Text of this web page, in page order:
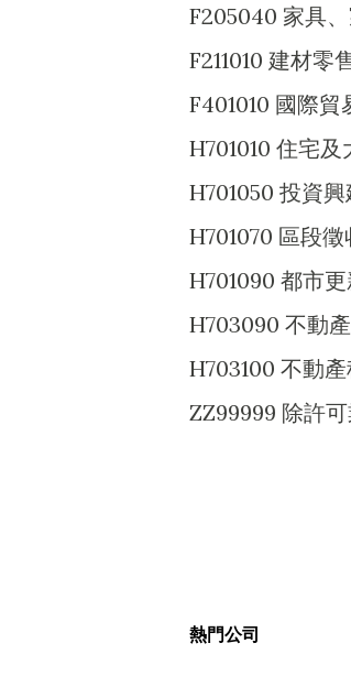
F205040 家具
F211010 建材零
F401010 國際貿
H701010 住宅
H701050 投資
H701070 區段
H701090 都市
H703090 不動
H703100 不動
ZZ99999 除許
熱門公司